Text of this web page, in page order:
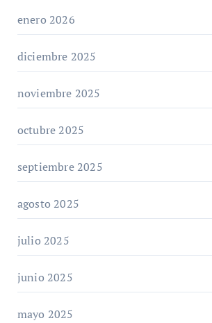
enero 2026
diciembre 2025
noviembre 2025
octubre 2025
septiembre 2025
agosto 2025
julio 2025
junio 2025
mayo 2025